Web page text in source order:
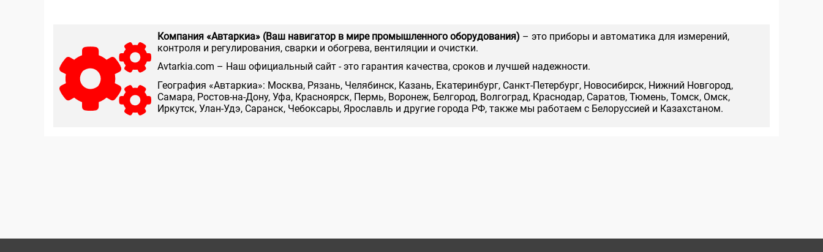
Компания «Автаркиа» (Ваш навигатор в мире промышленного оборудования) – это приборы и автоматика для измерений,
контроля и регулирования, сварки и обогрева, вентиляции и очистки.
Аvtarkia.com – Наш официальный сайт - это гарантия качества, сроков и лучшей надежности.
География «Автаркиа»: Москва, Рязань, Челябинск, Казань, Екатеринбург, Санкт-Петербург, Новосибирск, Нижний Новгород,
Самара, Ростов-на-Дону, Уфа, Красноярск, Пермь, Воронеж, Белгород, Волгоград, Краснодар, Саратов, Тюмень, Томск, Омск,
Иркутск, Улан-Удэ, Саранск, Чебоксары, Ярославль и другие города РФ, также мы работаем с Белоруссией и Казахстаном.